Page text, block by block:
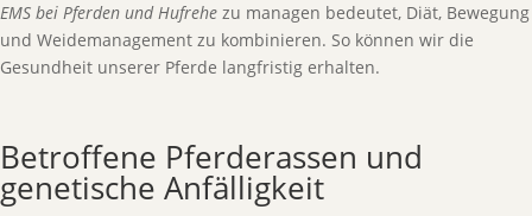
EMS bei Pferden und Hufrehe zu managen bedeutet, Diät, Bewegung
und Weidemanagement zu kombinieren. So können wir die
Gesundheit unserer Pferde langfristig erhalten.
Betroffene Pferderassen und
genetische Anfälligkeit